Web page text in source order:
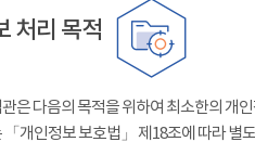
처리 목적
은 다음의 목적을 위하여 최소한의 개
「개인정보 보호법」 제18조에 따라 별